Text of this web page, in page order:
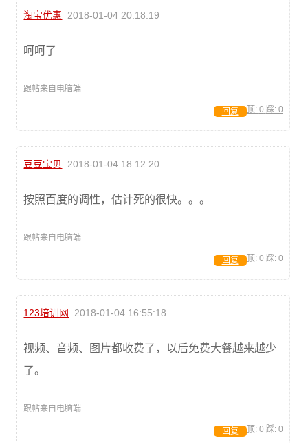
淘宝优惠 2018-01-04 20:18:19
呵呵了
跟帖来自电脑端
顶: 0 踩: 0
回复
豆豆宝贝 2018-01-04 18:12:20
按照百度的调性，估计死的很快。。。
跟帖来自电脑端
顶: 0 踩: 0
回复
123培训网 2018-01-04 16:55:18
视频、音频、图片都收费了，以后免费大餐越来越少
了。
跟帖来自电脑端
顶: 0 踩: 0
回复